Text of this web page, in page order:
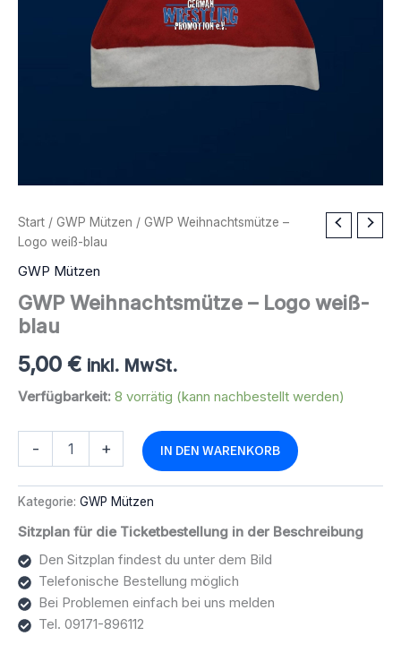
Start / GWP Mützen / GWP Weihnachtsmütze –
Logo weiß-blau
GWP Mützen
GWP Weihnachtsmütze – Logo weiß-
blau
5,00 € inkl. MwSt.
Verfügbarkeit: 8 vorrätig (kann nachbestellt werden)
-
Weihnachtsmütze
weiß-
blau
+ IN DEN WARENKORB
Kategorie: GWP Mützen
Sitzplan für die Ticketbestellung in der Beschreibung
Den Sitzplan findest du unter dem Bild
Telefonische Bestellung möglich
Bei Problemen einfach bei uns melden
Tel. 09171-896112